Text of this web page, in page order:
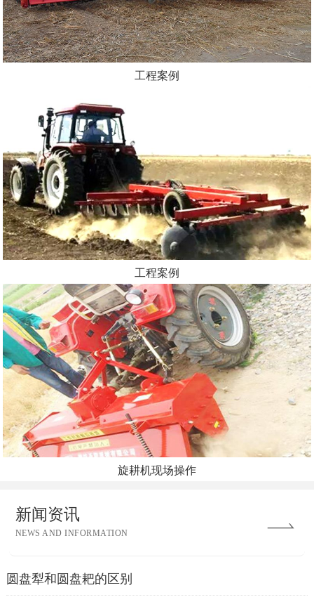
工程案例
工程案例
旋耕机现场操作
新闻资讯
NEWS AND INFORMATION
圆盘犁和圆盘耙的区别